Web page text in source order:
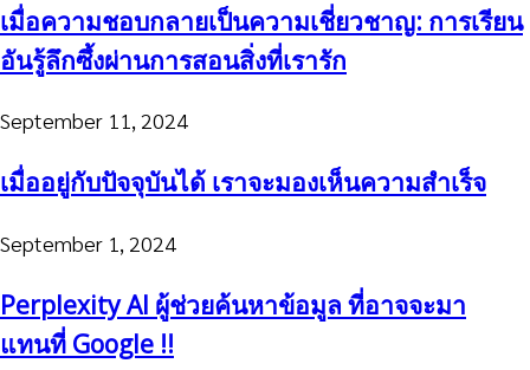
เมื่อความชอบกลายเป็นความเชี่ยวชาญ: การเรียน
อันรู้ลึกซึ้งผ่านการสอนสิ่งที่เรารัก
September 11, 2024
เมื่ออยู่กับปัจจุบันได้ เราจะมองเห็นความสำเร็จ
September 1, 2024
Perplexity AI ผู้ช่วยค้นหาข้อมูล ที่อาจจะมา
แทนที่ Google !!